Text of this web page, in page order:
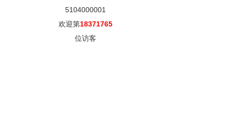
5104000001
欢迎第18371765
位访客